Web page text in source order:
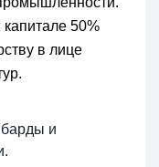
50%
в лице
и